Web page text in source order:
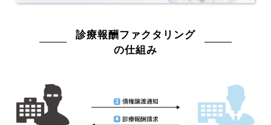
診療報酬ファクタリング
の仕組み